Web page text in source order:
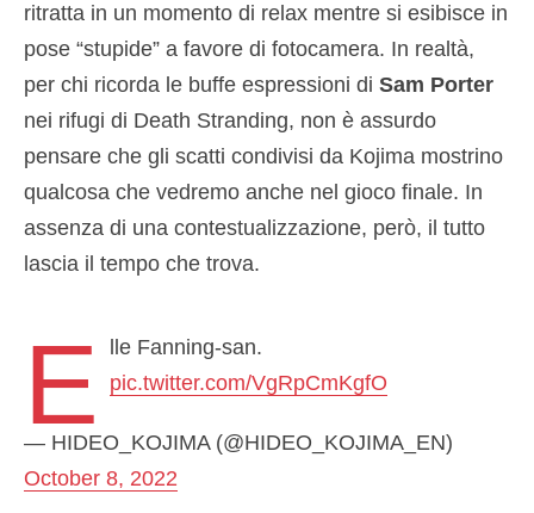
ritratta in un momento di relax mentre si esibisce in
pose “stupide” a favore di fotocamera. In realtà,
per chi ricorda le buffe espressioni di Sam Porter
nei rifugi di Death Stranding, non è assurdo
pensare che gli scatti condivisi da Kojima mostrino
qualcosa che vedremo anche nel gioco finale. In
assenza di una contestualizzazione, però, il tutto
lascia il tempo che trova.
E
lle Fanning-san.
pic.twitter.com/VgRpCmKgfO
— HIDEO_KOJIMA (@HIDEO_KOJIMA_EN)
October 8, 2022